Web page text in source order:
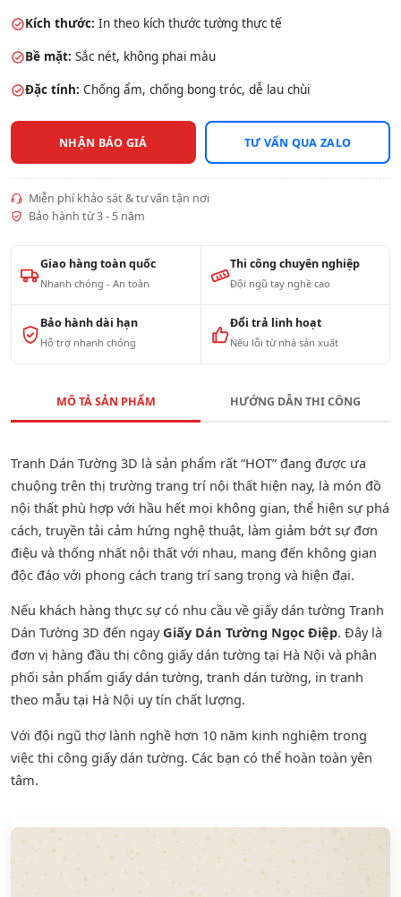
Kích thước: In theo kích thước tường thực tế
Bề mặt: Sắc nét, không phai màu
Đặc tính: Chống ẩm, chống bong tróc, dễ lau chùi
NHẬN BÁO GIÁ TƯ VẤN QUA ZALO
Miễn phí khảo sát & tư vấn tận nơi
Bảo hành từ 3 - 5 năm
Giao hàng toàn quốc
Nhanh chóng - An toàn
Thi công chuyên nghiệp
Đội ngũ tay nghề cao
Bảo hành dài hạn
Hỗ trợ nhanh chóng
Đổi trả linh hoạt
Nếu lỗi từ nhà sản xuất
MÔ TẢ SẢN PHẨM HƯỚNG DẪN THI CÔNG
Tranh Dán Tường 3D là sản phẩm rất “HOT” đang được ưa
chuộng trên thị trường trang trí nội thất hiện nay, là món đồ
nội thất phù hợp với hầu hết mọi không gian, thể hiện sự phá
cách, truyền tải cảm hứng nghệ thuật, làm giảm bớt sự đơn
điệu và thống nhất nội thất với nhau, mang đến không gian
độc đáo với phong cách trang trí sang trọng và hiện đại.
Nếu khách hàng thực sự có nhu cầu về giấy dán tường Tranh
Dán Tường 3D đến ngayGiấy Dán Tường Ngọc Điệp. Đây là
đơn vị hàng đầu thị công giấy dán tường tại Hà Nội và phân
phối sản phẩm giấy dán tường, tranh dán tường, in tranh
theo mẫu tại Hà Nội uy tín chất lượng.
Với đội ngũ thợ lành nghề hơn 10 năm kinh nghiệm trong
việc thi công giấy dán tường. Các bạn có thể hoàn toàn yên
tâm.